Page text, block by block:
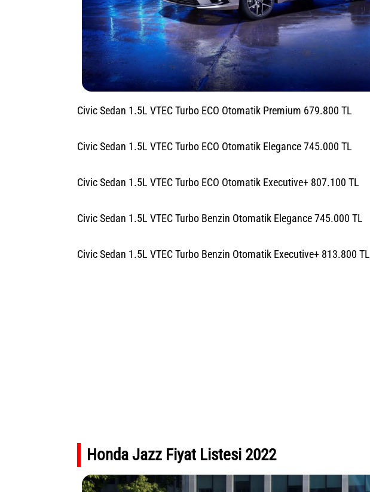
Civic Sedan 1.5L VTEC Turbo ECO Otomatik Premium 679.800 TL
Civic Sedan 1.5L VTEC Turbo ECO Otomatik Elegance 745.000 TL
Civic Sedan 1.5L VTEC Turbo ECO Otomatik Executive+ 807.100 TL
Civic Sedan 1.5L VTEC Turbo Benzin Otomatik Elegance 745.000 TL
Civic Sedan 1.5L VTEC Turbo Benzin Otomatik Executive+ 813.800 TL
Honda Jazz Fiyat Listesi 2022